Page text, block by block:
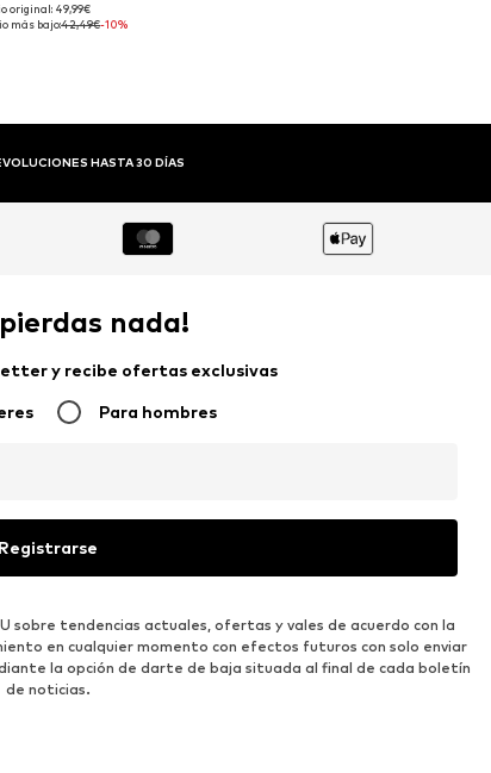
30, 31
original: 49,99€
más bajo:42,49€-10%
PAGO FLEXIBLE
nada!
y recibe ofertas exclusivas
Para hombres
Registrarse
sobre tendencias actuales, ofertas y vales de acuerdo con la
en cualquier momento con efectos futuros con solo enviar
la opción de darte de baja situada al final de cada boletín
de noticias.